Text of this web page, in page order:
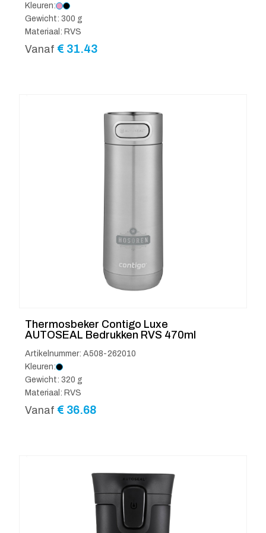
Kleuren:
Gewicht: 300 g
Materiaal: RVS
Vanaf € 31.43
Thermosbeker Contigo Luxe
AUTOSEAL Bedrukken RVS 470ml
Artikelnummer: A508-262010
Kleuren:
Gewicht: 320 g
Materiaal: RVS
Vanaf € 36.68